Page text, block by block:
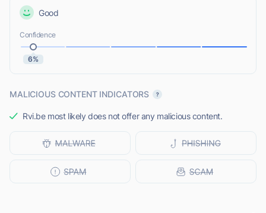
Good
Confidence
6%
MALICIOUS CONTENT INDICATORS
Rvi.be most likely does not offer any malicious content.